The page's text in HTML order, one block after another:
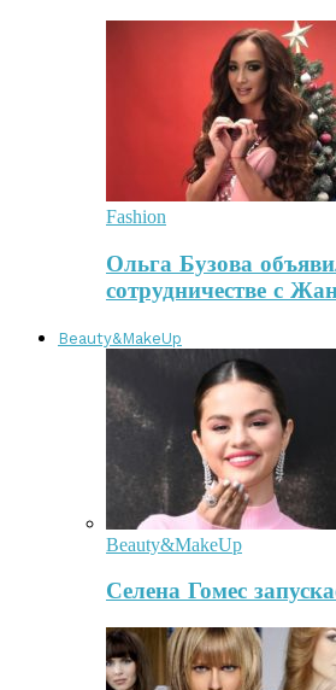
Fashion
Ольга Бузова
сотрудничестве с
Beauty&MakeUp
Beauty&MakeUp
Селена Гомес